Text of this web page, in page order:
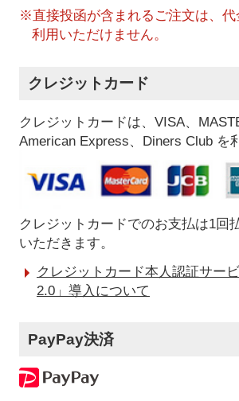
※直接投函が含まれるご注文は、代
利用いただけません。
クレジットカード
クレジットカードは、VISA、
American Express、Diners Club を
クレジットカードでのお支払は1回
いただきます。
クレジットカード本人認証サー
2.0」導入について
PayPay決済